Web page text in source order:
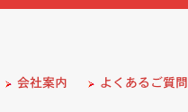
会社案内 よくあるご質問